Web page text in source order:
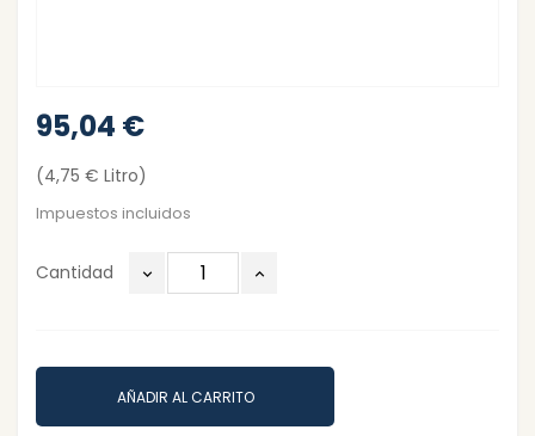
95,04 €
(4,75 € Litro)
Impuestos incluidos
Cantidad
AÑADIR AL CARRITO